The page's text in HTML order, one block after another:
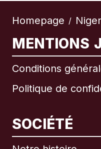
Homepage /
MENTIONS
Conditions
Politique de
SOCIÉTÉ